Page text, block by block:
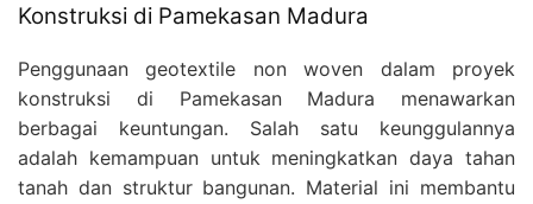
Konstruksi di Pamekasan Madura
Penggunaan geotextile non woven dalam proyek
konstruksi di Pamekasan Madura menawarkan
berbagai keuntungan. Salah satu keunggulannya
adalah kemampuan untuk meningkatkan daya tahan
tanah dan struktur bangunan. Material ini membantu